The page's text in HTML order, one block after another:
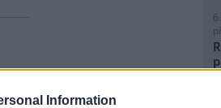
Information
z